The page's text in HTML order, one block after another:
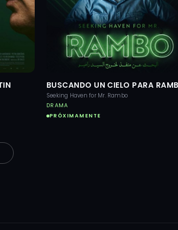
BUSCANDO UN CIELO PARA
Seeking Haven for Mr. Rambo
DRAMA
PRÓXIMAMENTE